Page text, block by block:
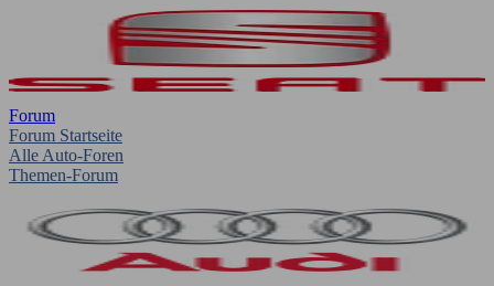
Forum
Forum Startseite
Alle Auto-Foren
Themen-Forum